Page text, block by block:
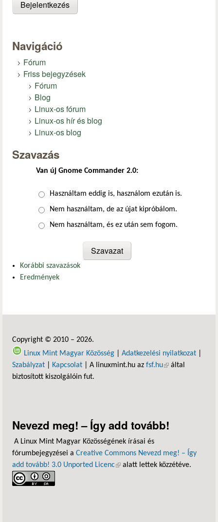
Navigáció
Fórum
Friss bejegyzések
Fórum
Blog
Linux-os fórum
Linux-os hír és blog
Linux-os blog
Szavazás
Van új Gnome Commander 2.0:
Választások
Használtam eddig is, használom ezután is.
Nem használtam, de az újat kipróbálom.
Nem használtam, és ez után sem fogom.
Korábbi szavazások
Eredmények
Copyright © 2010 – 2026.
Linux Mint Magyar Közösség
Adatkezelési nyilatkozat
Szabályzat
Kapcsolat | A linuxmint.hu az fsf.hu(külső hivatkozás)
által
biztosított kiszolgálóin fut.
Nevezd meg! – Így add tovább!
A Linux Mint Magyar Közösségének írásai és
fórumbejegyzései a Creative Commons Nevezd meg! – Így
add tovább! 3.0 Unported Licenc(külső hivatkozás)
alatt lettek közzétéve.